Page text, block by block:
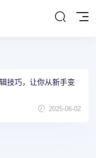
技巧，让你从新手变
2025-06-02